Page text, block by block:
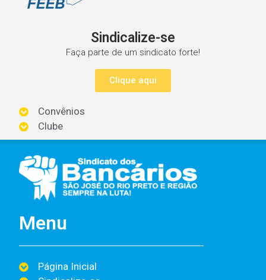
Sindicalize-se
Faça parte de um sindicato forte!
Clique aqui
Convênios
Clube
Menu
Página Inicial